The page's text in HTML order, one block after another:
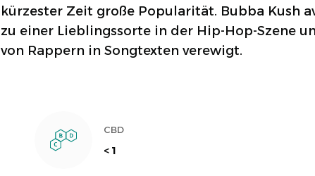
kürzester Zeit große Popularität. Bubba Kush
zu einer Lieblingssorte in der Hip-Hop-Szene
von Rappern in Songtexten verewigt.
CBD
< 1